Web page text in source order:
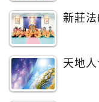
新莊
天地